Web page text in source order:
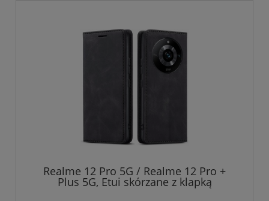
Realme 12 Pro 5G / Realme 12 Pro +
Plus 5G, Etui skórzane z klapką
magnetyczne 100% skóra